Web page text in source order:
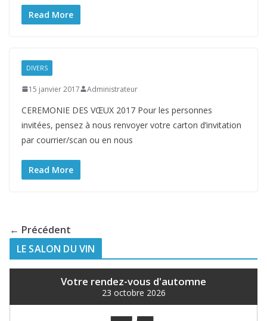
Read More
DIVERS
15 janvier 2017 Administrateur
CEREMONIE DES VŒUX 2017 Pour les personnes
invitées, pensez à nous renvoyer votre carton d’invitation
par courrier/scan ou en nous
Read More
← Précédent
LE SALON DU VIN
Votre rendez-vous d'automne
23 octobre 2026